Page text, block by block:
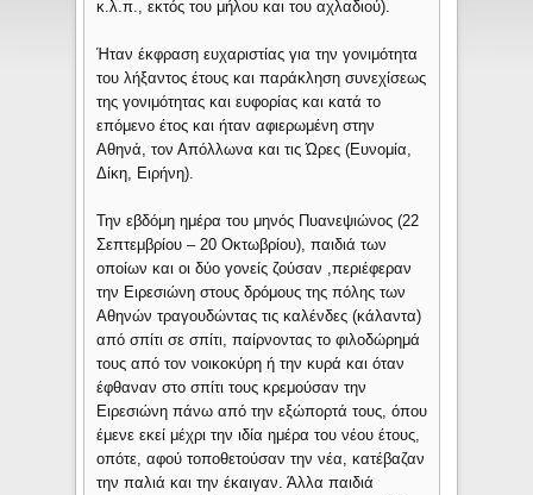
κ.λ.π., εκτός του μήλου και του αχλαδιού).
Ήταν έκφραση ευχαριστίας για την γονιμότητα
του λήξαντος έτους και παράκληση συνεχίσεως
της γονιμότητας και ευφορίας και κατά το
επόμενο έτος και ήταν αφιερωμένη στην
Αθηνά, τον Απόλλωνα και τις Ώρες (Ευνομία,
Δίκη, Ειρήνη).
Την εβδόμη ημέρα του μηνός Πυανεψιώνος (22
Σεπτεμβρίου – 20 Οκτωβρίου), παιδιά των
οποίων και οι δύο γονείς ζούσαν ,περιέφεραν
την Ειρεσιώνη στους δρόμους της πόλης των
Αθηνών τραγουδώντας τις καλένδες (κάλαντα)
από σπίτι σε σπίτι, παίρνοντας το φιλοδώρημά
τους από τον νοικοκύρη ή την κυρά και όταν
έφθαναν στο σπίτι τους κρεμούσαν την
Ειρεσιώνη πάνω από την εξώπορτά τους, όπου
έμενε εκεί μέχρι την ιδία ημέρα του νέου έτους,
οπότε, αφού τοποθετούσαν την νέα, κατέβαζαν
την παλιά και την έκαιγαν. Άλλα παιδιά